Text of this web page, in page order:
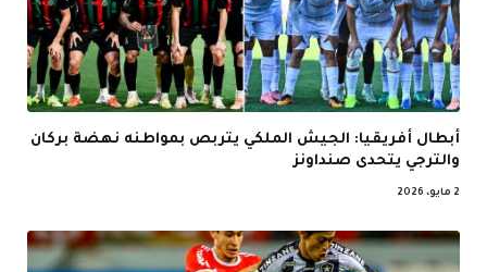
أبطال أفريقيا: الجيش الملكي يتربص بمواطنه نهضة بركان
والترجي يتحدى صنداونز
2 مايو، 2026